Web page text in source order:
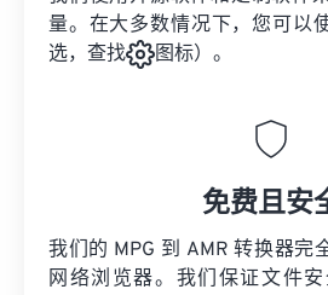
量。在大多数情况下，您可以
选，查找
图标）。
免费且安
我们的 MPG 到 AMR 转换器完
网络浏览器。我们保证文件